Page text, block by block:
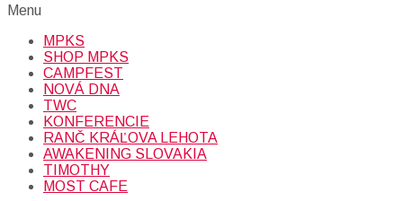
Menu
MPKS
SHOP MPKS
CAMPFEST
NOVÁ DNA
TWC
KONFERENCIE
RANČ KRÁĽOVA LEHOTA
AWAKENING SLOVAKIA
TIMOTHY
MOST CAFE